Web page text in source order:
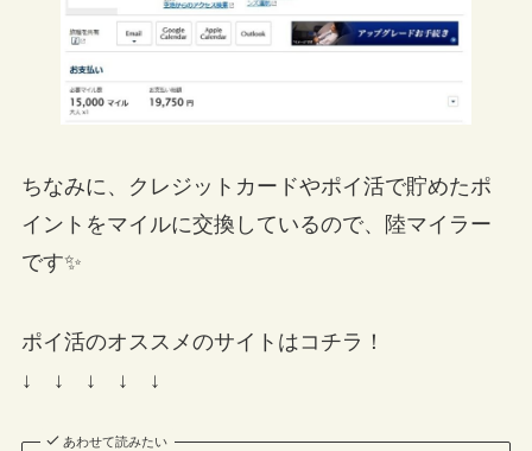
ちなみに、クレジットカードやポイ活で貯めたポ
イントをマイルに交換しているので、陸マイラー
です✨
ポイ活のオススメのサイトはコチラ！
↓ ↓ ↓ ↓ ↓
あわせて読みたい